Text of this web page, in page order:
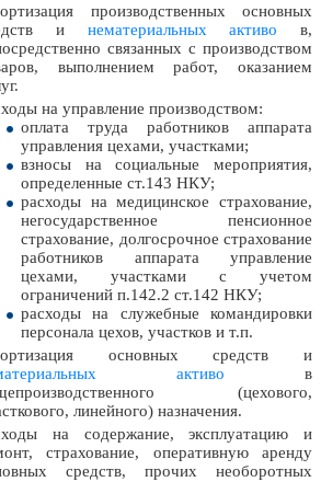
производственных основных
и нематериальных активо в,
связанных с производством
выполнением работ, оказанием
на управление производством:
оплата труда работников аппарата
управления цехами, участками;
взносы на социальные мероприятия,
определенные ст.143 НКУ;
расходы на медицинское страхование,
негосударственное пенсионное
страхование, долгосрочное страхование
работников аппарата управление
цехами, участками с учетом
ограничений п.142.2 ст.142 НКУ;
расходы на служебные командировки
персонала цехов, участков и т.п.
основных средств и
активо в
(цехового,
линейного) назначения.
на содержание, эксплуатацию и
страхование, оперативную аренду
средств, прочих необоротных